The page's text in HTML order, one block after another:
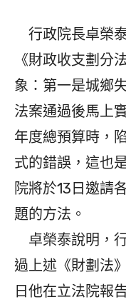
行政院長卓榮
《財政收支劃分
象：第一是城鄉
法案通過後馬上
年度總預算時，
式的錯誤，這也
院將於13日邀請
題的方法。
卓榮泰說明，
過上述《財劃法
日他在立法院報